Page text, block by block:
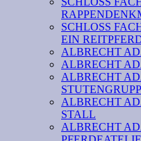
SCHLOSS
EIN
ALBRECHT
ALBRECHT
ALBRECHT
ALBRECHT
STALL
ALBRECHT